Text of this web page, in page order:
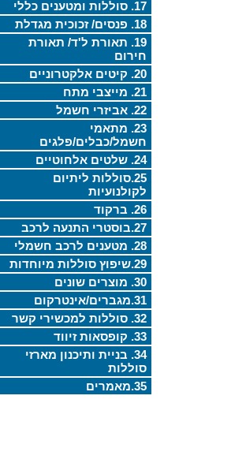
17. סוללות ומטענים כללי
18. פנסים/ זכוכית מגדלת
19. תאורת ל'ד/ תאורת
חירום
20. קיטים אלקטרוניים
21. מייצבי מתח
22. אביזרי חשמל
23. מתאמי
חשמל/כבלים/פלגים
24. שלטים אלחוטיים
25.סוללות ליתיום
לקולנועיות
26. ברקוד
27.בוסטרי התנעה לרכב
28. מטענים לרכב חשמלי
29.שיפוץ סוללות מיוחדות
30. מוצרים שונים
31.מגברים/אינטרקום
32. סוללות למכשירי קשר
33. קופסאות זיווד
34. בניית ותיכנון מארזי
סוללות
35.מאמרים